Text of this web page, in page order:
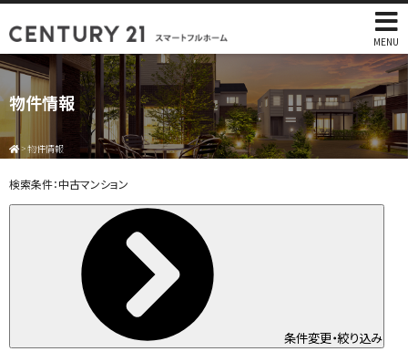
MENU
物件情報
>物件情報
検索条件：中古マンション
条件変更・絞り込み